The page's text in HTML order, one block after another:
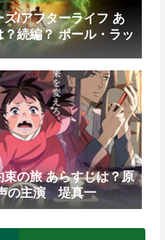
ズ/アフターライフ あ
？続編？ ポール・ラッ
の旅 あらすじは？原
の主演 堤真一